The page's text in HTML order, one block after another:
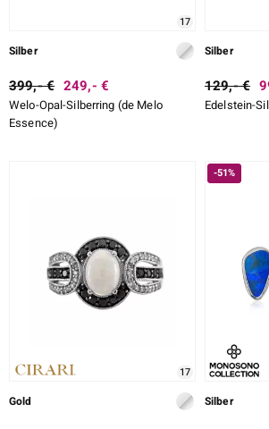
17
Silber
399,- € 249,- €
Welo-Opal-Silberring (de Melo
Essence)
Silber
129,- €
Edelstein-
17
Gold
-51%
Silber